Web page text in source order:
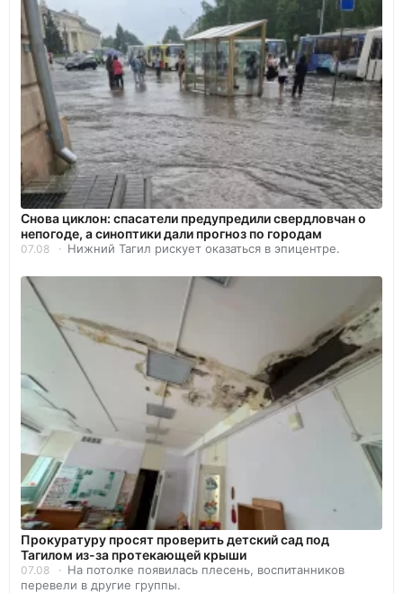
Снова циклон: спасатели предупредили свердловчан о
непогоде, а синоптики дали прогноз по городам
07.08 Нижний Тагил рискует оказаться в эпицентре.
Прокуратуру просят проверить детский сад под
Тагилом из-за протекающей крыши
07.08
На потолке появилась плесень, воспитанников
перевели в другие группы.